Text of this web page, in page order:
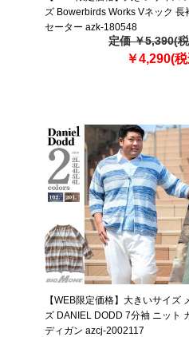
ズ Bowerbirds Works Vネック 長
セーター azk-180548
定価 ￥5,390(
￥4,290(
【WEB限定価格】大きいサイズ
ズ DANIEL DODD 7分袖 ニット
ディガン azcj-2002117